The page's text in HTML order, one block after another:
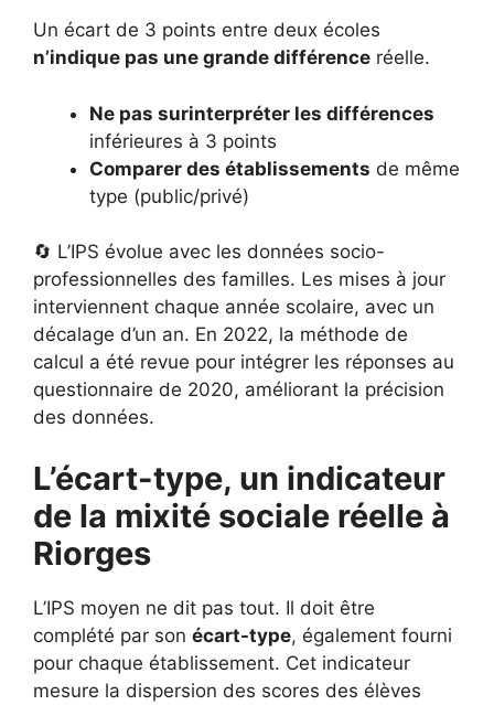
Un écart de 3 points entre deux écoles
n’indique pas une grande différence réelle.
Ne pas surinterpréter les différences
inférieures à 3 points
Comparer des établissements de même
type (public/privé)
🔄 L’IPS évolue avec les données socio-
professionnelles des familles. Les mises à jour
interviennent chaque année scolaire, avec un
décalage d’un an. En 2022, la méthode de
calcul a été revue pour intégrer les réponses au
questionnaire de 2020, améliorant la précision
des données.
L’écart-type, un indicateur
de la mixité sociale réelle à
Riorges
L’IPS moyen ne dit pas tout. Il doit être
complété par son écart-type, également fourni
pour chaque établissement. Cet indicateur
mesure la dispersion des scores des élèves